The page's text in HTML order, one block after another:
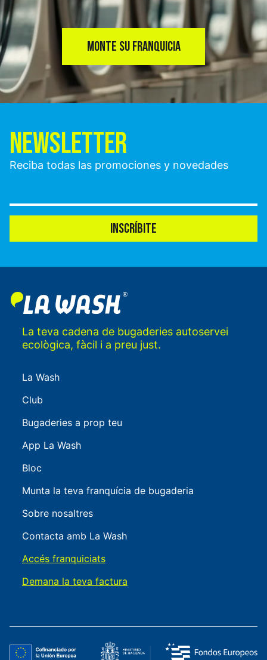
MONTE SU FRANQUICIA
NEWSLETTER
Reciba todas las promociones y novedades
INSCRÍBITE
La teva cadena de bugaderies autoservei
ecològica, fàcil i a preu just.
La Wash
Club
Bugaderies a prop teu
App La Wash
Bloc
Munta la teva franquícia de bugaderia
Sobre nosaltres
Contacta amb La Wash
Accés franquiciats
Demana la teva factura